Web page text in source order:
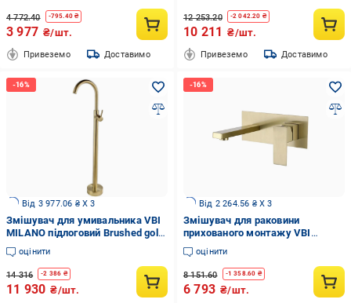
4 772.40 -795.40 ₴
3 977 ₴/шт.
Привеземо Доставимо
12 253.20 -2 042.20 ₴
10 211 ₴/шт.
Привеземо Доставимо
Від 3 977.06 ₴ X 3
Змішувач для умивальника VBI
MILANO підлоговий Brushed gold
(2958591550)
оцінити
14 316 -2 386 ₴
11 930 ₴/шт.
Від 2 264.56 ₴ X 3
Змішувач для раковини
прихованого монтажу VBI
LORENO Brushed gold
(2958591553)
оцінити
8 151.60 -1 358.60 ₴
6 793 ₴/шт.